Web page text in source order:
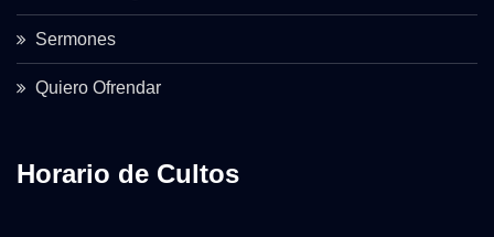
Sermones
Quiero Ofrendar
Horario de Cultos